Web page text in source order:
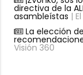
directiva de la
asambleístas |
La elección
Visión 360